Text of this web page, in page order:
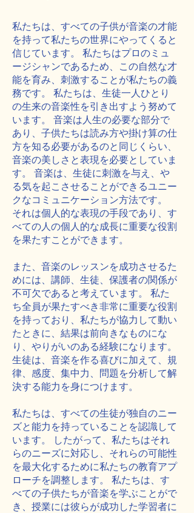
私たちは、すべての子供が音楽の才能
を持って私たちの世界にやってくると
信じています。 私たちはプロのミュ
ージシャンであるため、この自然な才
能を育み、刺激することが私たちの義
務です。 私たちは、生徒一人ひとり
の生来の音楽性を引き出すよう努めて
います。 音楽は人生の必要な部分で
あり、子供たちは読み方や掛け算の仕
方を知る必要があるのと同じくらい、
音楽の美しさと表現を必要としていま
す。 音楽は、生徒に刺激を与え、や
る気を起こさせることができるユニー
クなコミュニケーション方法です。
それは個人的な表現の手段であり、す
べての人の個人的な成長に重要な役割
を果たすことができます。
また、音楽のレッスンを成功させるた
めには、講師、生徒、保護者の関係が
不可欠であると考えています。 私た
ち全員が果たすべき非常に重要な役割
を持っており、私たちが協力して動い
たときに、結果は前向きなものにな
り、やりがいのある経験になります。
生徒は、音楽を作る喜びに加えて、規
律、感度、集中力、問題を分析して解
決する能力を身につけます。
私たちは、すべての生徒が独自のニー
ズと能力を持っていることを認識して
います。 したがって、私たちはそれ
らのニーズに対応し、それらの可能性
を最大化するために私たちの教育アプ
ローチを調整します。 私たちは、す
べての子供たちが音楽を学ぶことがで
き、授業には彼らが成功した学習者に